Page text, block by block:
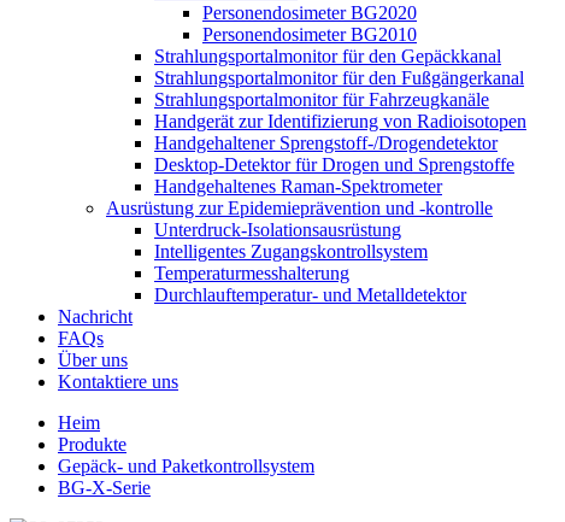
Personendosimeter BG2020
Personendosimeter BG2010
Strahlungsportalmonitor für den Gepäckkanal
Strahlungsportalmonitor für den Fußgängerkanal
Strahlungsportalmonitor für Fahrzeugkanäle
Handgerät zur Identifizierung von Radioisotopen
Handgehaltener Sprengstoff-/Drogendetektor
Desktop-Detektor für Drogen und Sprengstoffe
Handgehaltenes Raman-Spektrometer
Ausrüstung zur Epidemieprävention und -kontrolle
Unterdruck-Isolationsausrüstung
Intelligentes Zugangskontrollsystem
Temperaturmesshalterung
Durchlauftemperatur- und Metalldetektor
Nachricht
FAQs
Über uns
Kontaktiere uns
Heim
Produkte
Gepäck- und Paketkontrollsystem
BG-X-Serie